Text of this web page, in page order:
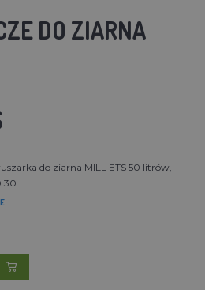
DO ZIARNA
do ziarna MILL ETS 50 litrów,